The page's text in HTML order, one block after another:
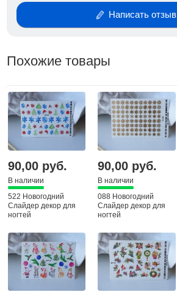
Написать отзыв
Похожие товары
90,00 руб.
В наличии
522 Новогодний
Слайдер декор для
ногтей
90,00 руб.
В наличии
088 Новогодний
Слайдер декор для
ногтей